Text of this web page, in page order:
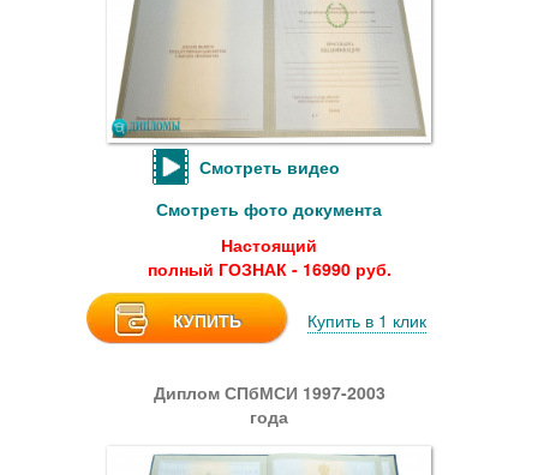
Смотреть видео
Смотреть фото документа
Настоящий
полный ГОЗНАК - 16990 руб.
КУПИТЬ Купить в 1 клик
Диплом СПбМСИ 1997-2003
года